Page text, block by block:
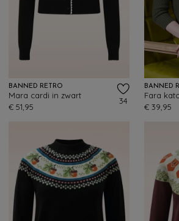
BANNED RETRO
Mara cardi in zwart
€ 51,95
34
BANNED
€ 39,95